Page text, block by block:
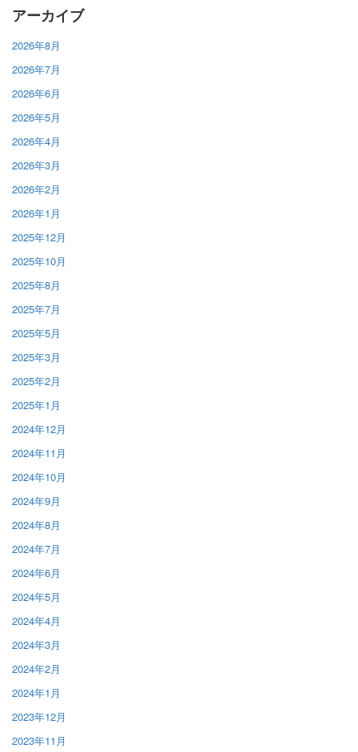
アーカイブ
2026年8月
2026年7月
2026年6月
2026年5月
2026年4月
2026年3月
2026年2月
2026年1月
2025年12月
2025年10月
2025年8月
2025年7月
2025年5月
2025年3月
2025年2月
2025年1月
2024年12月
2024年11月
2024年10月
2024年9月
2024年8月
2024年7月
2024年6月
2024年5月
2024年4月
2024年3月
2024年2月
2024年1月
2023年12月
2023年11月